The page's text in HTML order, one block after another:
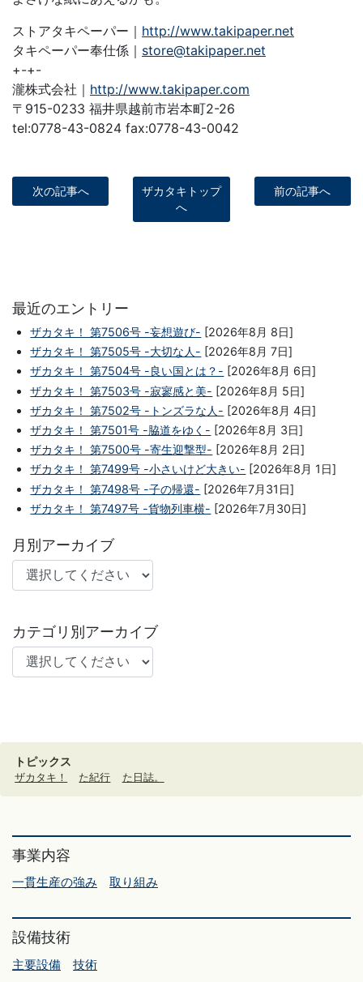
ストアタキペーパー｜ http://www.takipaper.net
タキペーパー奉仕係｜ store@takipaper.net
+-+-
瀧株式会社｜ http://www.takipaper.com
〒915-0233 福井県越前市岩本町2-26
tel:0778-43-0824 fax:0778-43-0042
次の記事へ
ザカタキトップ
へ
前の記事へ
最近のエントリー
ザカタキ！ 第7506号 -妄想遊び- [2026年8月 8日]
ザカタキ！ 第7505号 -大切な人- [2026年8月 7日]
ザカタキ！ 第7504号 -良い国とは？- [2026年8月 6日]
ザカタキ！ 第7503号 -寂寥感と美- [2026年8月 5日]
ザカタキ！ 第7502号 -トンズラな人- [2026年8月 4日]
ザカタキ！ 第7501号 -脇道をゆく- [2026年8月 3日]
ザカタキ！ 第7500号 -寄生迎撃型- [2026年8月 2日]
ザカタキ！ 第7499号 -小さいけど大きい- [2026年8月 1日]
ザカタキ！ 第7498号 -子の帰還- [2026年7月31日]
ザカタキ！ 第7497号 -貨物列車横- [2026年7月30日]
月別アーカイブ
カテゴリ別アーカイブ
トピックス
ザカタキ！ た紀行 た日誌。
事業内容
一貫生産の強み 取り組み
設備技術
主要設備 技術